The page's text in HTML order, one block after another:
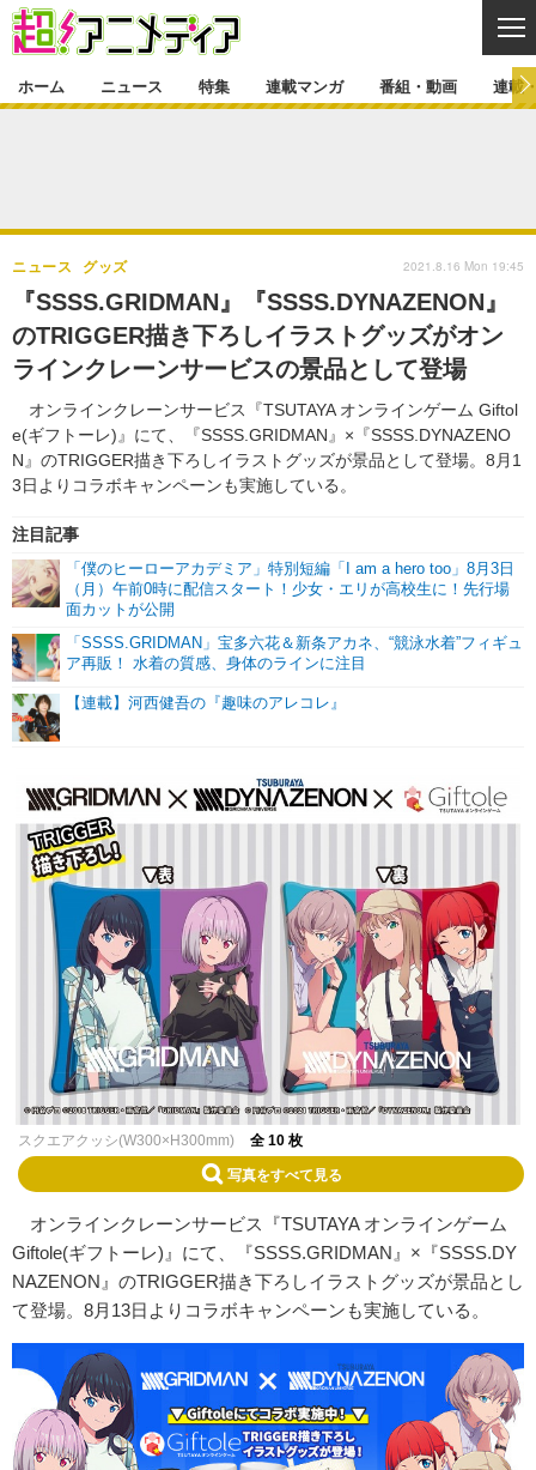
ゲーム・アプリ マンガ
グッズ イベント
声優 コスプレ
舞台 新帝スタ
特集一覧 カバー
ラキりす
連載マンガ
番組・動画
番組・動画一覧 ラジオ
連載・ブログ
連載・ブログ一覧 コラム
編集部ブログ・お知らせ
ホーム ニュース 特集 連載マンガ 番組・動画 連載
『SSSS.GRIDMAN』『SSSS.DYNAZENON』
のTRIGGER描き下ろしイラストグッズがオン
ラインクレーンサービスの景品として登場
オンラインクレーンサービス『TSUTAYA オンラインゲーム Giftol
e(ギフトーレ)』にて、『SSSS.GRIDMAN』×『SSSS.DYNAZENO
N』のTRIGGER描き下ろしイラストグッズが景品として登場。8月1
3日よりコラボキャンペーンも実施している。
ニュース グッズ
注目記事
「僕のヒーローアカデミア」特別短編「I am a hero too」8月3日
（月）午前0時に配信スタート！少女・エリが高校生に！先行場
面カットが公開
「SSSS.GRIDMAN」宝多六花＆新条アカネ、“競泳水着”フィギュ
ア再販！ 水着の質感、身体のラインに注目
【連載】河西健吾の『趣味のアレコレ』
2021.8.16 Mon 19:45
スクエアクッシ(W300×H300mm) 全 10 枚
写真をすべて見る
オンラインクレーンサービス『TSUTAYA オンラインゲーム
Giftole(ギフトーレ)』にて、『SSSS.GRIDMAN』×『SSSS.DY
NAZENON』のTRIGGER描き下ろしイラストグッズが景品とし
て登場。8月13日よりコラボキャンペーンも実施している。